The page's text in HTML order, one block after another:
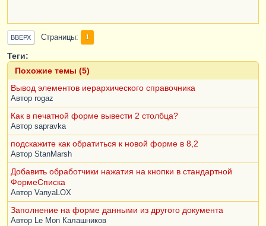
ВВЕРХ Страницы 1
Теги:
Похожие темы (5)
Вывод элементов иерархического справочника
Автор rogaz
Как в печатной форме вывести 2 столбца?
Автор sapravka
подскажите как обратиться к новой форме в 8,2
Автор StanMarsh
Добавить обработчики нажатия на кнопки в стандартной
ФормеСписка
Автор VanyaLOX
Заполнение на форме данными из другого документа
Автор Le Mon Калашников